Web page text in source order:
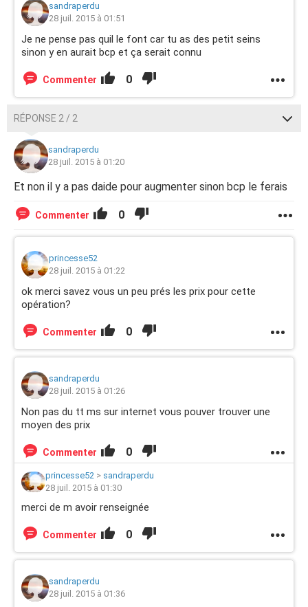
sandraperdu
28 juil. 2015 à 01:51
Je ne pense pas quil le font car tu as des petit seins
sinon y en aurait bcp et ça serait connu
Commenter 0
RÉPONSE 2 / 2
sandraperdu
28 juil. 2015 à 01:20
Et non il y a pas daide pour augmenter sinon bcp le ferais
Commenter 0
princesse52
28 juil. 2015 à 01:22
ok merci savez vous un peu prés les prix pour cette
opération?
Commenter 0
sandraperdu
28 juil. 2015 à 01:26
Non pas du tt ms sur internet vous pouver trouver une
moyen des prix
Commenter 0
princesse52 > sandraperdu
28 juil. 2015 à 01:30
merci de m avoir renseignée
Commenter 0
sandraperdu
28 juil. 2015 à 01:36